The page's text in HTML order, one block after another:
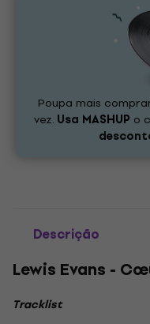
Poupa mais
vez. Usa MASHUP o
Descrição
Lewis Evans -
Tracklist